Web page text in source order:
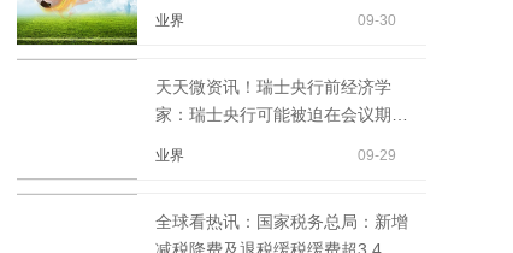
业界 09-30
天天微资讯！瑞士央行前经济学
家：瑞士央行可能被迫在会议期内
业界 09-29
全球看热讯：国家税务总局：新增